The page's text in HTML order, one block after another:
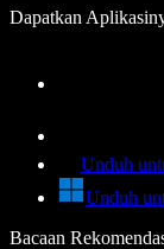
Dapatkan
Unduh
Unduh
Bacaan